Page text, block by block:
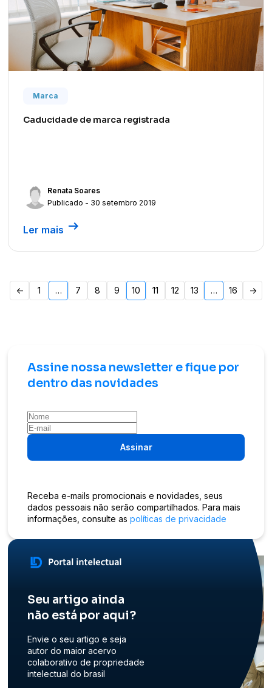
Marca
Caducidade de marca registrada
Renata Soares
Publicado - 30 setembro 2019
Ler mais arrow_right_alt
Paginação
<- 1 … 7 8 9 10 11 12 13 … 16 ->
Assine nossa newsletter e fique por
dentro das novidades
Assinar
Receba e-mails promocionais e novidades, seus
dados pessoais não serão compartilhados. Para mais
informações, consulte as políticas de privacidade
Seu artigo ainda
não está por aqui?
Envie o seu artigo e seja
autor do maior acervo
colaborativo de propriedade
intelectual do brasil